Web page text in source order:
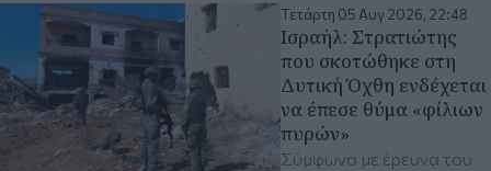
Τετάρτη 05 Αυγ 2026, 22:48
Ισραήλ: Στρατιώτης
που σκοτώθηκε στη
Δυτική Όχθη ενδέχεται
να έπεσε θύμα «φίλιων
πυρών»
Σύμφωνα με έρευνα του